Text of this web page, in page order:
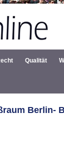
Zum
Qualität
Berlin-